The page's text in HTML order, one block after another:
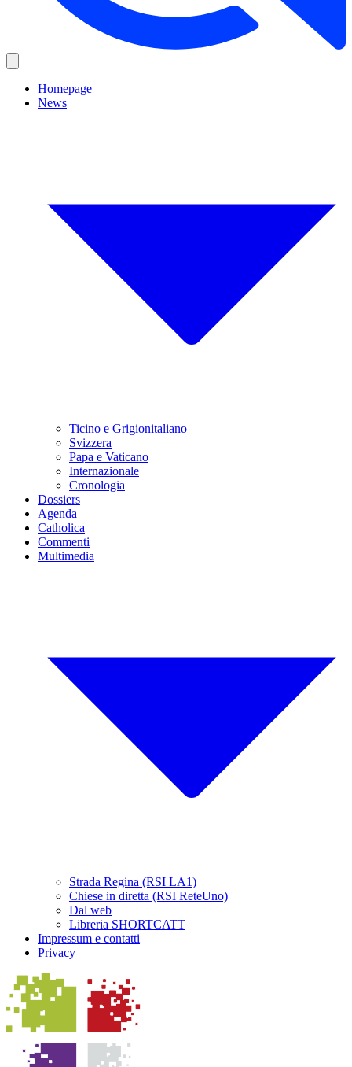
Homepage
News
Ticino e Grigionitaliano
Svizzera
Papa e Vaticano
Internazionale
Cronologia
Dossiers
Agenda
Catholica
Commenti
Multimedia
Strada Regina (RSI LA1)
Chiese in diretta (RSI ReteUno)
Dal web
Libreria SHORTCATT
Impressum e contatti
Privacy